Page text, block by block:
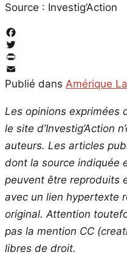
Source : Investig’Action
Facebook
Twitter
PrintFriendly
Email
Publié dans Amérique
Les opinions exprimées
le site d’Investig’Action
auteurs. Les articles
dont la source indiquée
peuvent être reproduits
avec un lien hypertexte
original. Attention
pas la mention CC
libres de droit.